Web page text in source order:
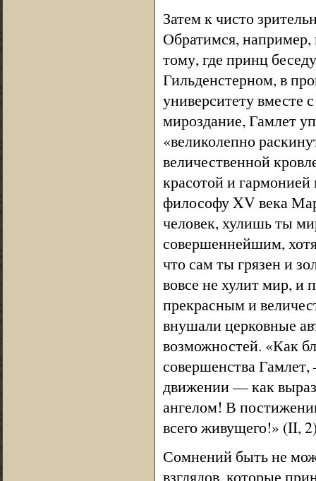
Затем к чисто
Обратимся, например,
тому, где принц
Гильденстерном, в
университету вместе
мироздание, Гамлет
«великолепно
величественной
красотой и
философу XV века
человек, хулишь ты
совершеннейшим,
что сам ты грязен и
вовсе не хулит мир, и
прекрасным и
внушали церковные
возможностей. «Как
совершенства
движении — как
ангелом! В
всего живущего!» (II,
Сомнений быть не
взглядов, которые